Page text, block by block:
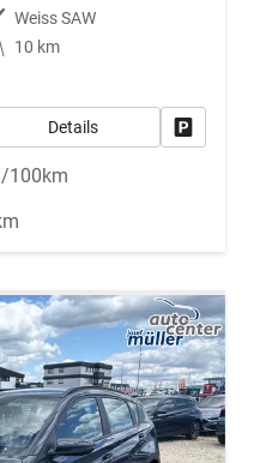
Weiss SAW
10 km
Details
100km